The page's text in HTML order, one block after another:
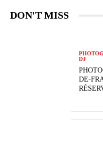
DON'T MISS
DJ
DE-